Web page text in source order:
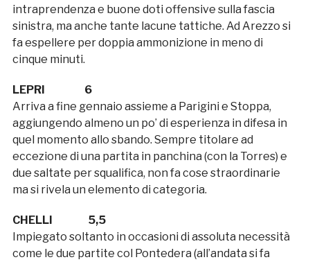
intraprendenza e buone doti offensive sulla fascia
sinistra, ma anche tante lacune tattiche. Ad Arezzo si
fa espellere per doppia ammonizione in meno di
cinque minuti.
LEPRI 6
Arriva a fine gennaio assieme a Parigini e Stoppa,
aggiungendo almeno un po’ di esperienza in difesa in
quel momento allo sbando. Sempre titolare ad
eccezione di una partita in panchina (con la Torres) e
due saltate per squalifica, non fa cose straordinarie
ma si rivela un elemento di categoria.
CHELLI 5,5
Impiegato soltanto in occasioni di assoluta necessità
come le due partite col Pontedera (all’andata si fa